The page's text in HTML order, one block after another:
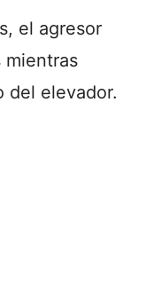
el agresor
mientras
del elevador.